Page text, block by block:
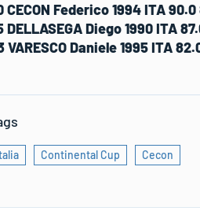
CECON Federico 1994 ITA 90.0
DELLASEGA Diego 1990 ITA
VARESCO Daniele 1995 ITA
Continental Cup Cecon